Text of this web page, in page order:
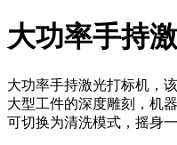
大功率手持
大功率手持激光打标机，
大型工件的深度雕刻，机
可切换为清洗模式，摇身